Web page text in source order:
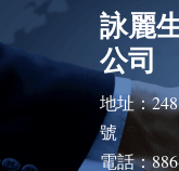
詠麗
公司
地址：
號
電話：